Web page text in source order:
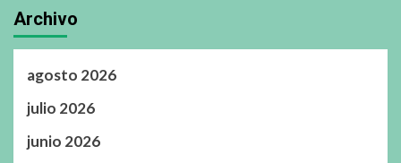
Archivo
agosto 2026
julio 2026
junio 2026